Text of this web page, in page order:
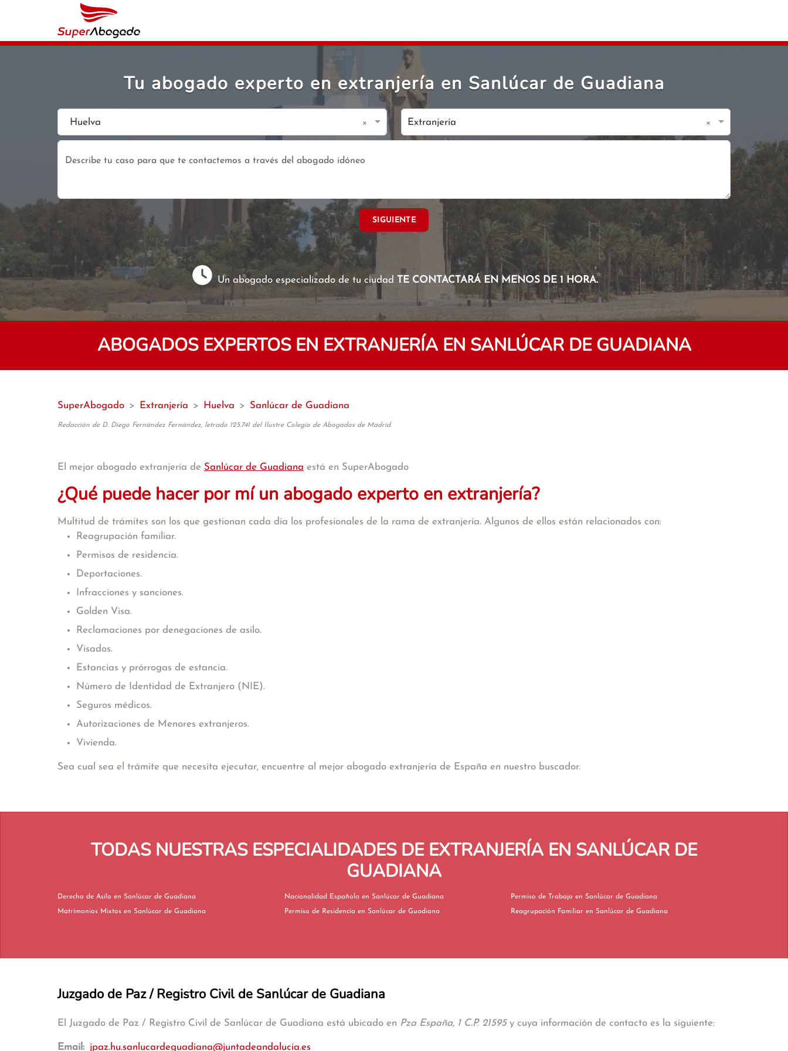
Tu abogado experto en extranjería en Sanlúcar de Guadiana
Huelva × Extranjería ×
SIGUIENTE
Un abogado especializado de tu ciudad TE CONTACTARÁ EN MENOS DE 1 HORA.
ABOGADOS EXPERTOS EN EXTRANJERÍA EN SANLÚCAR DE GUADIANA
SuperAbogado > Extranjería > Huelva > Sanlúcar de Guadiana
Redacción de D. Diego Fernández Fernández, letrado 125.741 del Ilustre Colegio de Abogados de Madrid.
El mejor abogado extranjería de Sanlúcar de Guadiana está en SuperAbogado
¿Qué puede hacer por mí un abogado experto en extranjería?
Multitud de trámites son los que gestionan cada día los profesionales de la rama de extranjería. Algunos de ellos están relacionados con:
Reagrupación familiar.
Permisos de residencia.
Deportaciones.
Infracciones y sanciones.
Golden Visa.
Reclamaciones por denegaciones de asilo.
Visados.
Estancias y prórrogas de estancia.
Número de Identidad de Extranjero (NIE).
Seguros médicos.
Autorizaciones de Menores extranjeros.
Vivienda.
Sea cual sea el trámite que necesita ejecutar, encuentre al mejor abogado extranjería de España en nuestro buscador.
TODAS NUESTRAS ESPECIALIDADES DE EXTRANJERÍA EN SANLÚCAR DE
GUADIANA
Derecho de Asilo en Sanlúcar de Guadiana
Matrimonios Mixtos en Sanlúcar de Guadiana
Nacionalidad Española en Sanlúcar de Guadiana
Permiso de Residencia en Sanlúcar de Guadiana
Permiso de Trabajo en Sanlúcar de Guadiana
Reagrupación Familiar en Sanlúcar de Guadiana
Juzgado de Paz / Registro Civil de Sanlúcar de Guadiana
El Juzgado de Paz / Registro Civil de Sanlúcar de Guadiana está ubicado en Pza España, 1 C.P. 21595y cuya información de contacto es la siguiente:
Email: jpaz.hu.sanlucardeguadiana@juntadeandalucia.es